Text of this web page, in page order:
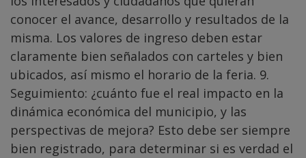
conocer el avance, desarrollo y resultados de la
misma. Los valores de ingreso deben estar
claramente bien señalados con carteles y bien
ubicados, así mismo el horario de la feria. 9.
Seguimiento: ¿cuánto fue el real impacto en la
dinámica económica del municipio, y las
perspectivas de mejora? Esto debe ser siempre
bien registrado, para determinar si es verdad el